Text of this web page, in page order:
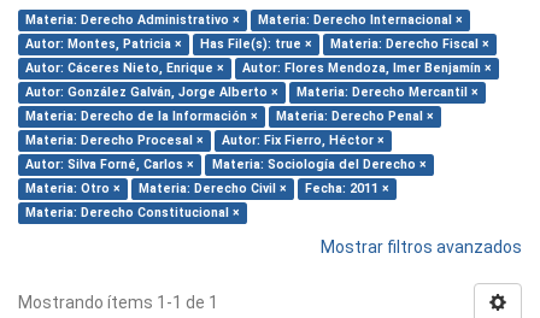
Materia: Derecho Administrativo ×
Materia: Derecho Internacional ×
Autor: Montes, Patricia ×
Has File(s): true ×
Materia: Derecho Fiscal ×
Autor: Cáceres Nieto, Enrique ×
Autor: Flores Mendoza, Imer Benjamín ×
Autor: González Galván, Jorge Alberto ×
Materia: Derecho Mercantil ×
Materia: Derecho de la Información ×
Materia: Derecho Penal ×
Materia: Derecho Procesal ×
Autor: Fix Fierro, Héctor ×
Autor: Silva Forné, Carlos ×
Materia: Sociología del Derecho ×
Materia: Otro ×
Materia: Derecho Civil ×
Fecha: 2011 ×
Materia: Derecho Constitucional ×
Mostrar filtros avanzados
Mostrando ítems 1-1 de 1